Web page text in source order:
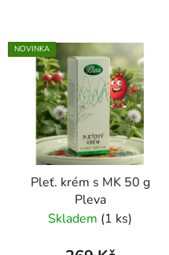
NOVINKA
Pleť. krém s MK 50 g
Pleva
Skladem (1 ks)